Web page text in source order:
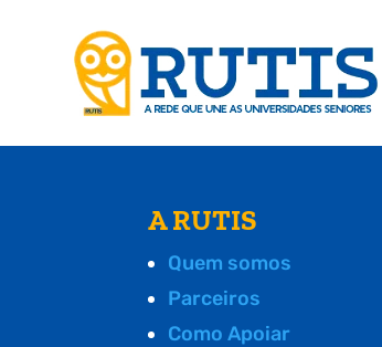
A RUTIS
Quem somos
Parceiros
Como Apoiar